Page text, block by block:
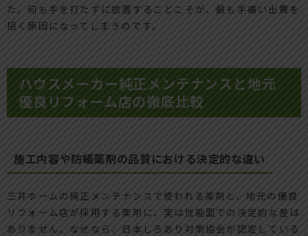
た。何も手を打たずに放置することこそが、最も手痛い出費を
招く原因になってしまうのです。
ハウスメーカー純正メンテナンスと地元
優良リフォーム店の徹底比較
施工内容や防蟻薬剤の品質における決定的な違い
三井ホームの純正メンテナンスで使われる薬剤と、地元の優良
リフォーム店が採用する薬剤に、実は性能面での決定的な差は
ありません。なぜなら、日本しろあり対策協会が認定している